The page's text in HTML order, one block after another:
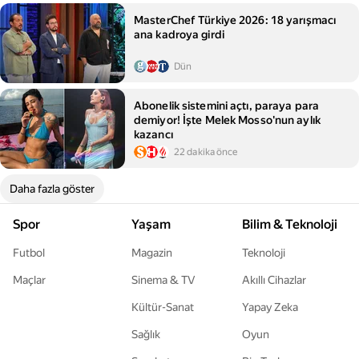
MasterChef Türkiye 2026: 18 yarışmacı
ana kadroya girdi
Dün
Abonelik sistemini açtı, paraya para
demiyor! İşte Melek Mosso'nun aylık
kazancı
22 dakika önce
Daha fazla göster
Spor
Futbol
Maçlar
Yaşam
Magazin
Sinema & TV
Kültür-Sanat
Sağlık
Bilim & Teknoloji
Teknoloji
Akıllı Cihazlar
Yapay Zeka
Oyun